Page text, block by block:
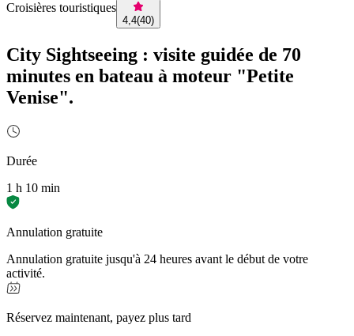
Croisières touristiques
4,4(40)
City Sightseeing : visite guidée de 70
minutes en bateau à moteur "Petite
Venise".
Durée
1 h 10 min
Annulation gratuite
Annulation gratuite jusqu'à 24 heures avant le début de votre
activité.
Réservez maintenant, payez plus tard